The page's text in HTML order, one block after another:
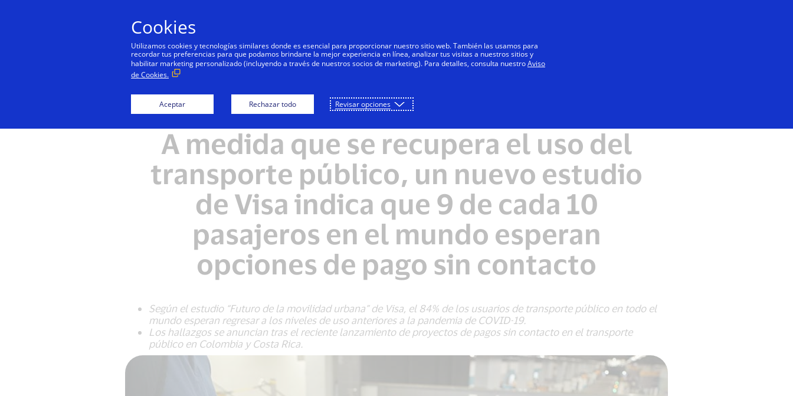
Personas Negocios Innovadores Todos
NOTA DE PRENSA
A medida que se recupera el uso del
transporte público, un nuevo estudio
de Visa indica que 9 de cada 10
pasajeros en el mundo esperan
opciones de pago sin contacto
Según el estudio “Futuro de la movilidad urbana” de Visa, el 84% de los usuarios de transporte público en todo el
mundo esperan regresar a los niveles de uso anteriores a la pandemia de COVID-19.
Los hallazgos se anuncian tras el reciente lanzamiento de proyectos de pagos sin contacto en el transporte
público en Colombia y Costa Rica.
Cookies
Utilizamos cookies y tecnologías similares donde es esencial para proporcionar nuestro sitio web. También las usamos para
recordar tus preferencias para que podamos brindarte la mejor experiencia en línea, analizar tus visitas a nuestros sitios y
habilitar marketing personalizado (incluyendo a través de nuestros socios de marketing). Para detalles, consulta nuestroAviso
de Cookies.
Aceptar Rechazar todo Revisar opciones